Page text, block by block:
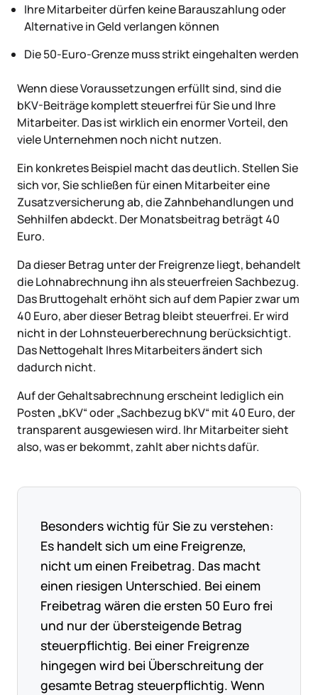
Ihre Mitarbeiter dürfen keine Barauszahlung oder
Alternative in Geld verlangen können
Die 50-Euro-Grenze muss strikt eingehalten werden
Wenn diese Voraussetzungen erfüllt sind, sind die
bKV-Beiträge komplett steuerfrei für Sie und Ihre
Mitarbeiter. Das ist wirklich ein enormer Vorteil, den
viele Unternehmen noch nicht nutzen.
Ein konkretes Beispiel macht das deutlich. Stellen Sie
sich vor, Sie schließen für einen Mitarbeiter eine
Zusatzversicherung ab, die Zahnbehandlungen und
Sehhilfen abdeckt. Der Monatsbeitrag beträgt 40
Euro.
Da dieser Betrag unter der Freigrenze liegt, behandelt
die Lohnabrechnung ihn als steuerfreien Sachbezug.
Das Bruttogehalt erhöht sich auf dem Papier zwar um
40 Euro, aber dieser Betrag bleibt steuerfrei. Er wird
nicht in der Lohnsteuerberechnung berücksichtigt.
Das Nettogehalt Ihres Mitarbeiters ändert sich
dadurch nicht.
Auf der Gehaltsabrechnung erscheint lediglich ein
Posten „bKV“ oder „Sachbezug bKV“ mit 40 Euro, der
transparent ausgewiesen wird. Ihr Mitarbeiter sieht
also, was er bekommt, zahlt aber nichts dafür.
Besonders wichtig für Sie zu verstehen:
Es handelt sich um eine Freigrenze,
nicht um einen Freibetrag. Das macht
einen riesigen Unterschied. Bei einem
Freibetrag wären die ersten 50 Euro frei
und nur der übersteigende Betrag
steuerpflichtig. Bei einer Freigrenze
hingegen wird bei Überschreitung der
gesamte Betrag steuerpflichtig. Wenn